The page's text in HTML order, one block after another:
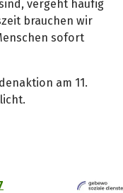
vergeht häufig
brauchen wir
sofort
am 11.